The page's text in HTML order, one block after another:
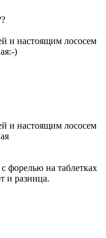
и настоящим лососем
)
и настоящим лососем
форелью на таблетках
и разница.